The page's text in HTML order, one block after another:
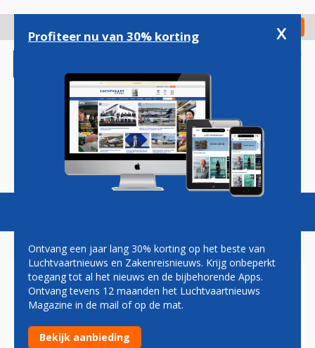
gaan
Check in
Magazine Podcasts Vacatures
PILOTEN AMERICAN AIRLINES
AKKOORD MET RIANT NIEUW
CONTRACT
Profiteer nu van 30% korting x
Ontvang een jaar lang 30% korting op het beste van
Luchtvaartnieuws en Zakenreisnieuws. Krijg onbeperkt
toegang tot al het nieuws en de bijbehorende Apps.
Ontvang tevens 12 maanden het Luchtvaartnieuws
Magazine in de mail of op de mat.
Bekijk aanbieding